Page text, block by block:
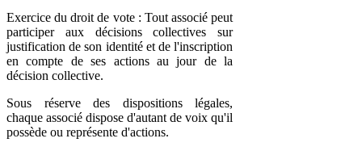
Exercice du droit de vote : Tout associé peut
participer aux décisions collectives sur
justification de son identité et de l'inscription
en compte de ses actions au jour de la
décision collective.
Sous réserve des dispositions légales,
chaque associé dispose d'autant de voix qu'il
possède ou représente d'actions.